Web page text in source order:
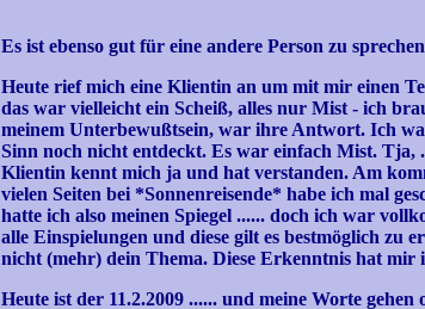
Es ist ebenso gut für eine andere Person zu
Heute rief mich eine Klientin an um mit mir einen
das war vielleicht ein Scheiß, alles nur Mist - ich
meinem Unterbewußtsein, war ihre Antwort. Ich
Sinn noch nicht entdeckt. Es war einfach Mist. Tja,
Klientin kennt mich ja und hat verstanden. Am
vielen Seiten bei *Sonnenreisende* habe ich mal
hatte ich also meinen Spiegel ...... doch ich war
alle Einspielungen und diese gilt es bestmöglich zu
nicht (mehr) dein Thema. Diese Erkenntnis hat mir
Heute ist der 11.2.2009 ...... und meine Worte